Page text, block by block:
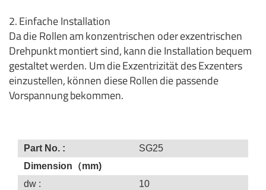
2. Einfache Installation
Da die Rollen am konzentrischen oder exzentrischen
Drehpunkt montiert sind, kann die Installation bequem
gestaltet werden. Um die Exzentrizität des Exzenters
einzustellen, können diese Rollen die passende
Vorspannung bekommen.
Part No. :
SG25
Dimension（mm)
dw :
10